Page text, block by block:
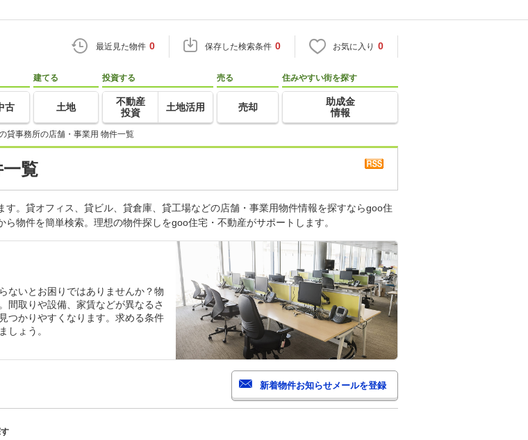
最近見た物件 0 保存した検索条件 0 お気に入り 0
古
建てる
土地
投資する
不動産
投資
土地活用
売る
売却
住みやすい街を探す
助成金
情報
貸事務所の店舗・事業用 物件一覧
覧
。貸オフィス、貸ビル、貸倉庫、貸工場などの店舗・事業用物件情報を探すならgoo住
物件を簡単検索。理想の物件探しをgoo住宅・不動産がサポートします。
ないとお困りではありませんか？物
間取りや設備、家賃などが異なるさ
つかりやすくなります。求める条件
しょう。